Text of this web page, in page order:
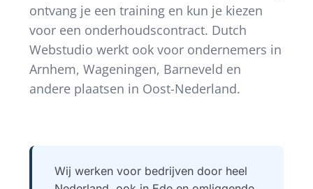
ontvang je een training en kun je kiezen
voor een onderhoudscontract. Dutch
Webstudio werkt ook voor ondernemers in
Arnhem, Wageningen, Barneveld en
andere plaatsen in Oost-Nederland.
Wij werken voor bedrijven door heel